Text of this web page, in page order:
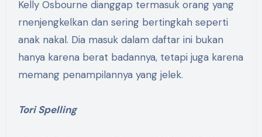
Kelly Osbourne dianggap termasuk orang yang
rnenjengkelkan dan sering bertingkah seperti
anak nakal. Dia masuk dalam daftar ini bukan
hanya karena berat badannya, tetapi juga karena
memang penampilannya yang jelek.
Tori Spelling